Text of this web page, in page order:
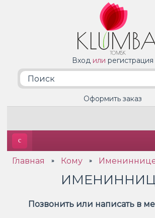
Вход или регистрация
Оформить заказ
Главная » Кому »
Позвонить или написать в